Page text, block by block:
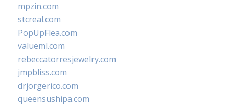
mpzin.com
stcreal.com
PopUpFlea.com
valueml.com
rebeccatorresjewelry.com
jmpbliss.com
drjorgerico.com
queensushipa.com